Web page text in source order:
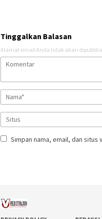
Tinggalkan Balasan
Alamat email Anda tidak akan
Simpan nama, email, dan